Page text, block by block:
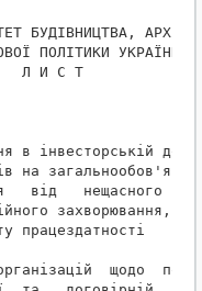
БУДІВНИЦТВА,
ПОЛІТИКИ УКРАЇНИ
Л И С Т
в інвесторській
на
від   нещасного
захворювання,
працездатності
щодо